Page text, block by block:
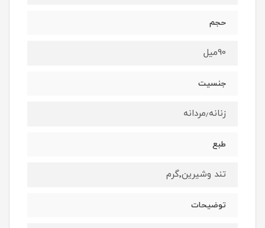
حجم
90میل
جنسیت
زنانه٫مردانه
طبع
تند وشیرین٬گرم
توضیحات